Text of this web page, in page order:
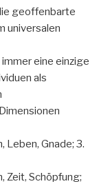
geoffenbarte
universalen
eine einzige
als
Leben, Gnade; 3.
Zeit, Schöpfung;